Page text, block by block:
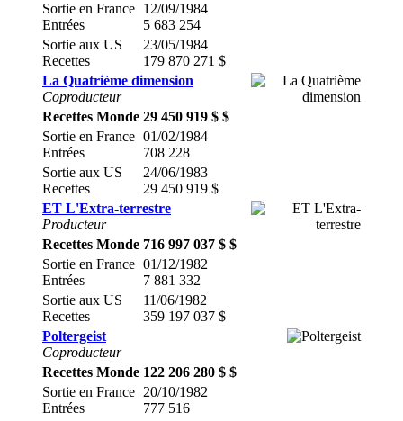
Sortie en France
Entrées
12/09/1984
5 683 254
Sortie aux US
Recettes
23/05/1984
179 870 271 $
La Quatrième dimension
Coproducteur
Recettes Monde 29 450 919 $ $
Sortie en France
Entrées
01/02/1984
708 228
Sortie aux US
Recettes
24/06/1983
29 450 919 $
ET L'Extra-terrestre
Producteur
Recettes Monde 716 997 037 $ $
Sortie en France
Entrées
01/12/1982
7 881 332
Sortie aux US
Recettes
11/06/1982
359 197 037 $
Poltergeist
Coproducteur
Recettes Monde 122 206 280 $ $
Sortie en France
Entrées
20/10/1982
777 516